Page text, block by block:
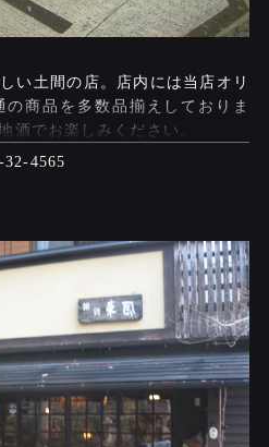
い土間の店。店内には当店オリ
商品を多数品揃えしておりま
酒でお楽しみください。
32-4565